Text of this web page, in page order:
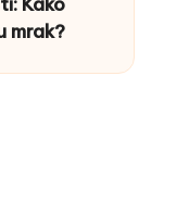
mrak?